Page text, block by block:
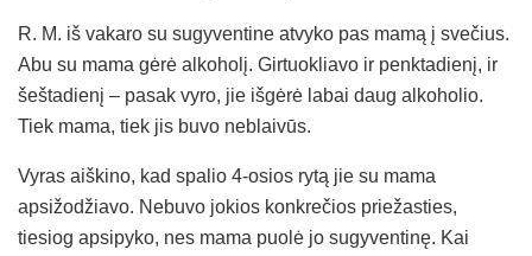
R. M. iš vakaro su sugyventine atvyko pas mamą į svečius.
Abu su mama gėrė alkoholį. Girtuokliavo ir penktadienį, ir
šeštadienį – pasak vyro, jie išgėrė labai daug alkoholio.
Tiek mama, tiek jis buvo neblaivūs.
Vyras aiškino, kad spalio 4-osios rytą jie su mama
apsižodžiavo. Nebuvo jokios konkrečios priežasties,
tiesiog apsipyko, nes mama puolė jo sugyventinę. Kai